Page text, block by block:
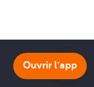
Ouvrir l'app